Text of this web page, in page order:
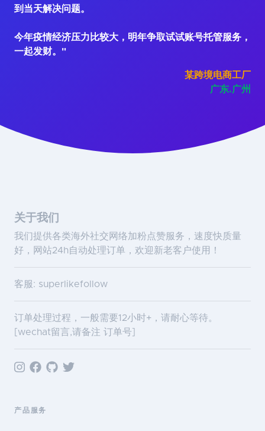
到当天解决问题。
今年疫情经济压力比较大，明年争取试试账号托管服务，
一起发财。"
某跨境电商工厂
广东.广州
关于我们
我们提供各类海外社交网络加粉点赞服务，速度快质量
好，网站24h自动处理订单，欢迎新老客户使用！
客服: superlikefollow
订单处理过程，一般需要12小时+，请耐心等待。
[wechat留言,请备注 订单号]
产品服务